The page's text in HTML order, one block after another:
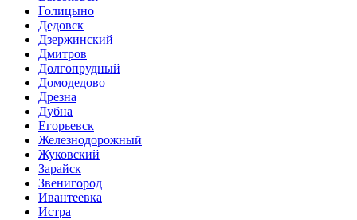
Голицыно
Дедовск
Дзержинский
Дмитров
Долгопрудный
Домодедово
Дрезна
Дубна
Егорьевск
Железнодорожный
Жуковский
Зарайск
Звенигород
Ивантеевка
Истра